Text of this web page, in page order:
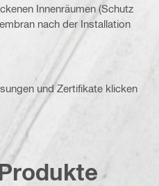
Innenräumen (Schutz
nach der Installation
und Zertifikate klicken